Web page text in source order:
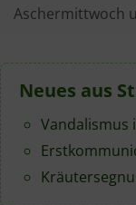
Aschermittwoch
Neues aus
Vandalismus